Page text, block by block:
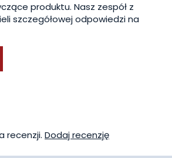
produktu. Nasz zespół z
szczegółowej odpowiedzi na
recenzji. Dodaj recenzję